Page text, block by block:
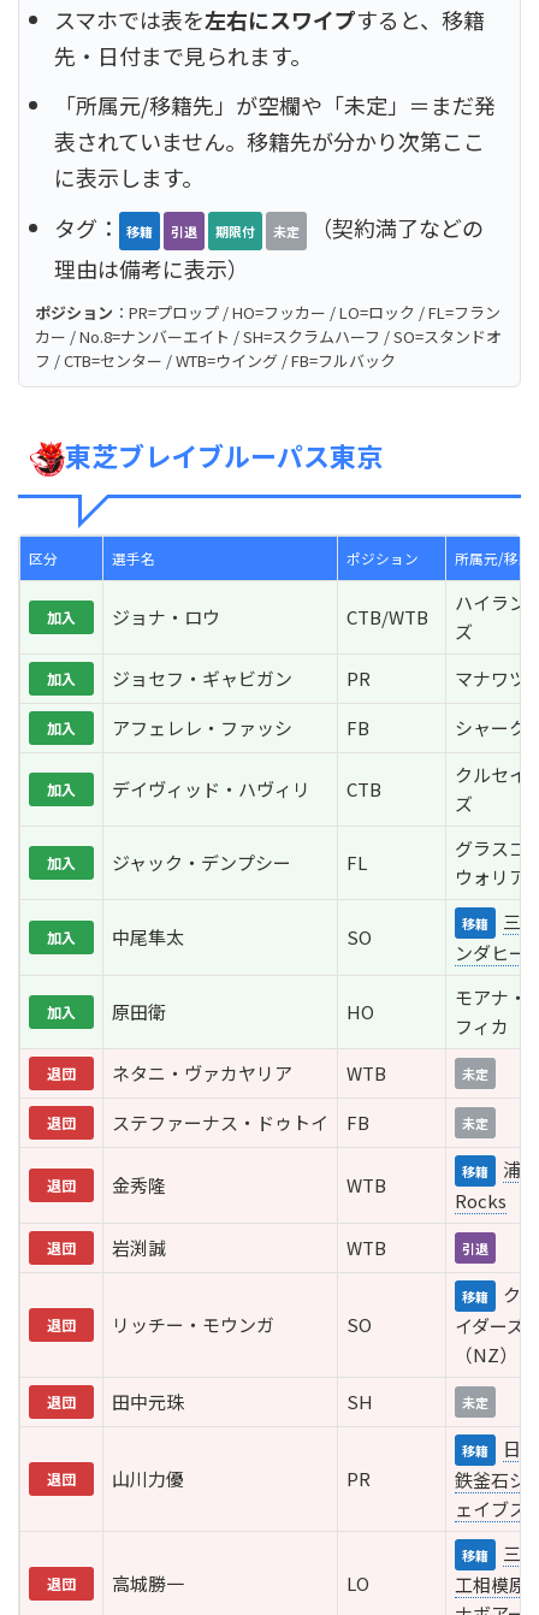
スマホでは表を左右にスワイプすると、移籍
先・日付まで見られます。
「所属元/移籍先」が空欄や「未定」＝まだ発
表されていません。移籍先が分かり次第ここ
に表示します。
タグ：
移籍 引退 期限付 未定
（契約満了などの
理由は備考に表示）
ポジション ：PR=プロップ / HO=フッカー / LO=ロック / FL=フラン
カー / No.8=ナンバーエイト / SH=スクラムハーフ / SO=スタンドオ
フ / CTB=センター / WTB=ウイング / FB=フルバック
東芝ブレイブルーパス東京
区分 選手名 ポジション 所属元/移籍
加入 ジョナ・ロウ CTB/WTB
ハイラン
ズ
加入 ジョセフ・ギャビガン PR マナワツ
加入 アフェレレ・ファッシ FB シャーク
加入 デイヴィッド・ハヴィリ CTB
クルセイ
ズ
加入 ジャック・デンプシー FL
グラスゴ
ウォリア
加入 中尾隼太 SO
移籍
三
ンダヒー
加入 原田衛 HO
モアナ・
フィカ（
退団 ネタニ・ヴァカヤリア WTB 未定
退団 ステファーナス・ドゥトイ FB 未定
退団 金秀隆 WTB
移籍
浦
Rocks
退団 岩渕誠 WTB 引退
退団 リッチー・モウンガ SO
移籍
ク
イダーズ
（NZ）
退団 田中元珠 SH 未定
退団 山川力優 PR
移籍
日
鉄釜石シ
ェイブス
退団 高城勝一 LO
移籍
三
工相模原